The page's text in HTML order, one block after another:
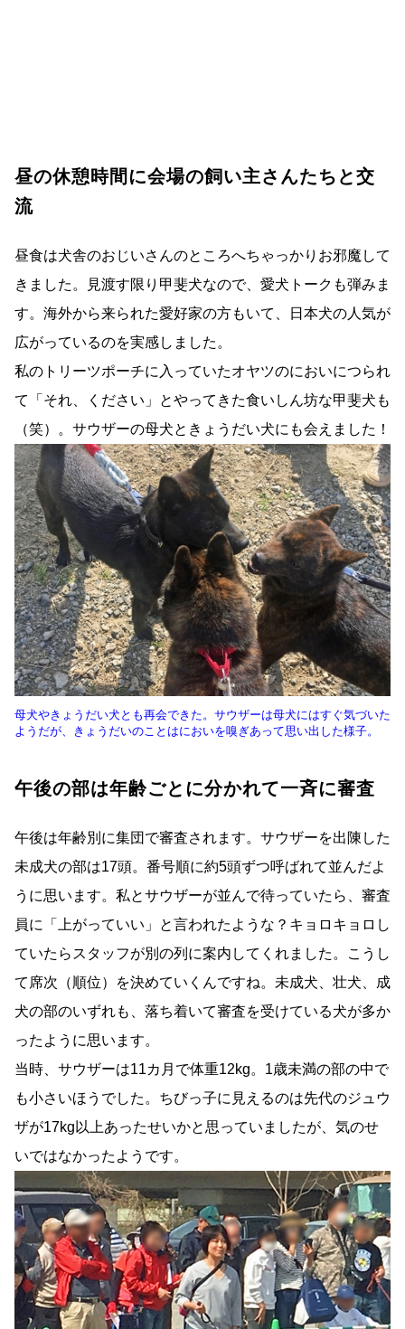
昼の休憩時間に会場の飼い主さんたちと交
流
昼食は犬舎のおじいさんのところへちゃっかりお邪魔して
きました。見渡す限り甲斐犬なので、愛犬トークも弾みま
す。海外から来られた愛好家の方もいて、日本犬の人気が
広がっているのを実感しました。
私のトリーツポーチに入っていたオヤツのにおいにつられ
て「それ、ください」とやってきた食いしん坊な甲斐犬も
（笑）。サウザーの母犬ときょうだい犬にも会えました！
母犬やきょうだい犬とも再会できた。サウザーは母犬にはすぐ気づいた
ようだが、きょうだいのことはにおいを嗅ぎあって思い出した様子。
午後の部は年齢ごとに分かれて一斉に審査
午後は年齢別に集団で審査されます。サウザーを出陳した
未成犬の部は17頭。番号順に約5頭ずつ呼ばれて並んだよ
うに思います。私とサウザーが並んで待っていたら、審査
員に「上がっていい」と言われたような？キョロキョロし
ていたらスタッフが別の列に案内してくれました。こうし
て席次（順位）を決めていくんですね。未成犬、壮犬、成
犬の部のいずれも、落ち着いて審査を受けている犬が多か
ったように思います。
当時、サウザーは11カ月で体重12kg。1歳未満の部の中で
も小さいほうでした。ちびっ子に見えるのは先代のジュウ
ザが17kg以上あったせいかと思っていましたが、気のせ
いではなかったようです。